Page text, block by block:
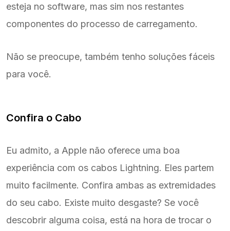
esteja no software, mas sim nos restantes
componentes do processo de carregamento.
Não se preocupe, também tenho soluções fáceis
para você.
Confira o Cabo
Eu admito, a Apple não oferece uma boa
experiência com os cabos Lightning. Eles partem
muito facilmente. Confira ambas as extremidades
do seu cabo. Existe muito desgaste? Se você
descobrir alguma coisa, está na hora de trocar o